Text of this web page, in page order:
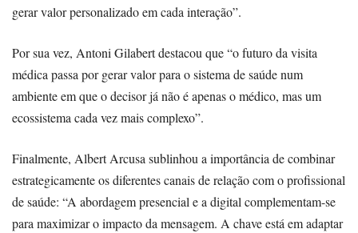
gerar valor personalizado em cada interação”.
Por sua vez, Antoni Gilabert destacou que “o futuro da visita
médica passa por gerar valor para o sistema de saúde num
ambiente em que o decisor já não é apenas o médico, mas um
ecossistema cada vez mais complexo”.
Finalmente, Albert Arcusa sublinhou a importância de combinar
estrategicamente os diferentes canais de relação com o profissional
de saúde: “A abordagem presencial e a digital complementam-se
para maximizar o impacto da mensagem. A chave está em adaptar